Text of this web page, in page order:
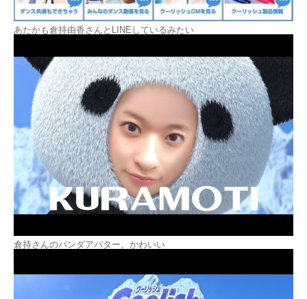
あたかも倉持由香さんとLINEしているみたい
倉持さんのパンダアバター。かわいい